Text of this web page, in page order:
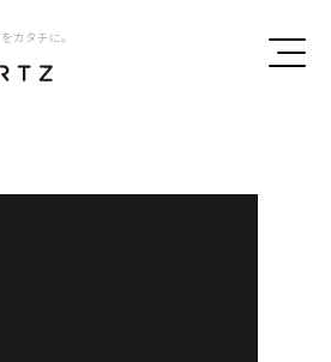
カタチに。